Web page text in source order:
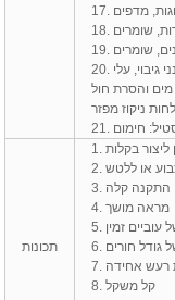
מדפים
שומרים
שומרים
20. עיבוד סוכר: מסנני צנטריפוגה, מסנני סינון בוץ, מסנני גיבוי, עלי
ניקוז מפזר
חימום
תכונות
ליצור בקלות
או ללטש
3. התקנה קלה
4. מראה מושך
עוביים זמין
גודל חורים
רעש אחידה
8. קל משקל